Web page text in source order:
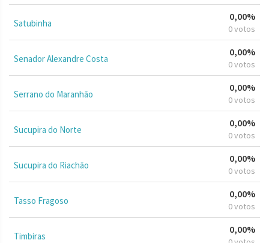
Satubinha
0,00%
0 votos
Senador Alexandre Costa
0,00%
0 votos
Serrano do Maranhão
0,00%
0 votos
Sucupira do Norte
0,00%
0 votos
Sucupira do Riachão
0,00%
0 votos
Tasso Fragoso
0,00%
0 votos
Timbiras
0,00%